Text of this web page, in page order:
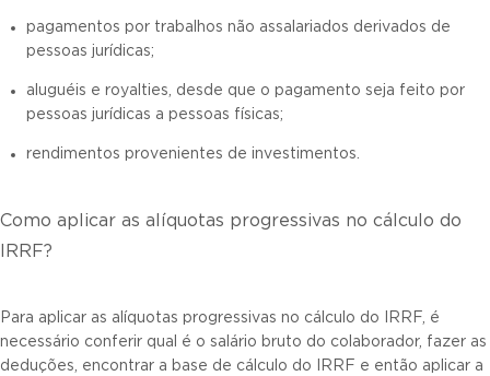
pagamentos por trabalhos não assalariados derivados de
pessoas jurídicas;
aluguéis e royalties, desde que o pagamento seja feito por
pessoas jurídicas a pessoas físicas;
rendimentos provenientes de investimentos.
Como aplicar as alíquotas progressivas no cálculo do
IRRF?
Para aplicar as alíquotas progressivas no cálculo do IRRF, é
necessário conferir qual é o salário bruto do colaborador, fazer as
deduções, encontrar a base de cálculo do IRRF e então aplicar a